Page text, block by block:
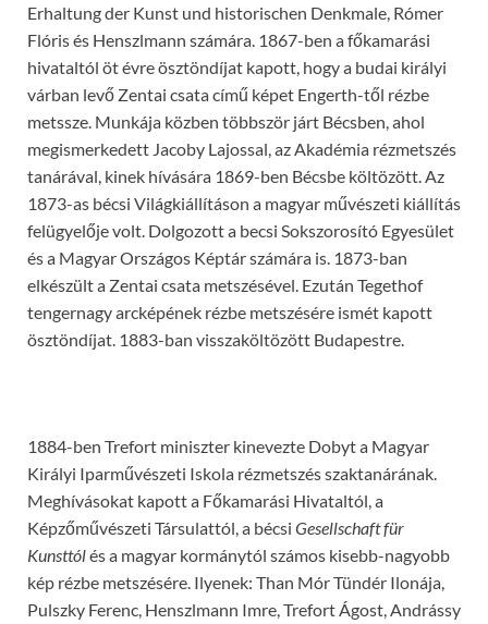
Erhaltung der Kunst und historischen Denkmale, Rómer
Flóris és Henszlmann számára. 1867-ben a főkamarási
hivataltól öt évre ösztöndíjat kapott, hogy a budai királyi
várban levő Zentai csata című képet Engerth-től rézbe
metssze. Munkája közben többször járt Bécsben, ahol
megismerkedett Jacoby Lajossal, az Akadémia rézmetszés
tanárával, kinek hívására 1869-ben Bécsbe költözött. Az
1873-as bécsi Világkiállításon a magyar művészeti kiállítás
felügyelője volt. Dolgozott a becsi Sokszorosító Egyesület
és a Magyar Országos Képtár számára is. 1873-ban
elkészült a Zentai csata metszésével. Ezután Tegethof
tengernagy arcképének rézbe metszésére ismét kapott
ösztöndíjat. 1883-ban visszaköltözött Budapestre.
1884-ben Trefort miniszter kinevezte Dobyt a Magyar
Királyi Iparművészeti Iskola rézmetszés szaktanárának.
Meghívásokat kapott a Főkamarási Hivataltól, a
Képzőművészeti Társulattól, a bécsi Gesellschaft für
Kunsttólés a magyar kormánytól számos kisebb-nagyobb
kép rézbe metszésére. Ilyenek: Than Mór Tündér Ilonája,
Pulszky Ferenc, Henszlmann Imre, Trefort Ágost, Andrássy